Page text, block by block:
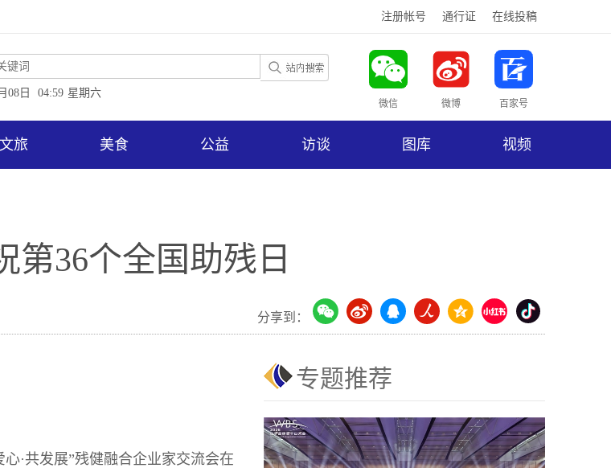
注册帐号 通行证 在线投稿
微信 微博 百家号
08日 04:59 星期六
文旅 美食 公益 访谈 图库 视频
第36个全国助残日
分享到：
·共发展”残健融合企业家交流会在
专题推荐